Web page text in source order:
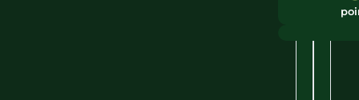
Occitanie